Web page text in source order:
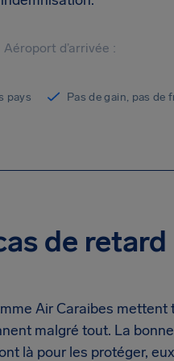
pays Pas de gain, pas de
de
Air Caraibes
malgré tout. La
là pour les protéger,